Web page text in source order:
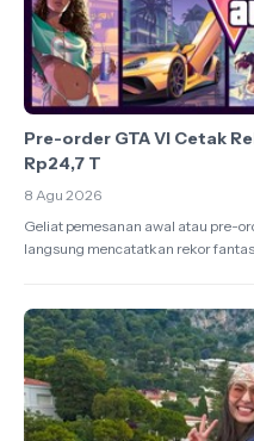
Pre-order GTA VI Cetak
Rp24,7 T
8 Agu 2026
Geliat pemesanan awal atau pre-
langsung mencatatkan rekor